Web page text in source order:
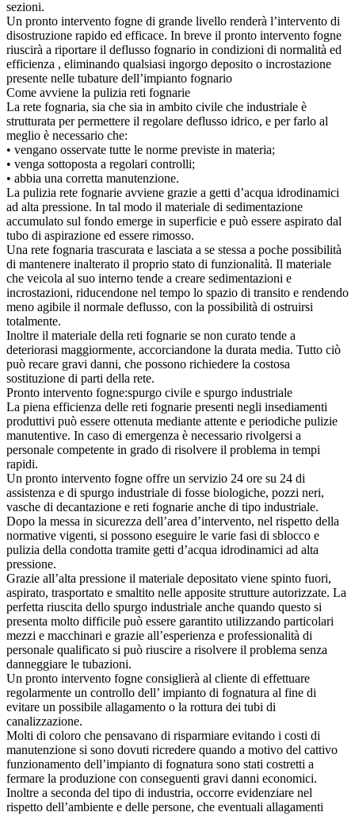
sezioni.
Un pronto intervento fogne di grande livello renderà l’intervento di
disostruzione rapido ed efficace. In breve il pronto intervento fogne
riuscirà a riportare il deflusso fognario in condizioni di normalità ed
efficienza , eliminando qualsiasi ingorgo deposito o incrostazione
presente nelle tubature dell’impianto fognario
Come avviene la pulizia reti fognarie
La rete fognaria, sia che sia in ambito civile che industriale è
strutturata per permettere il regolare deflusso idrico, e per farlo al
meglio è necessario che:
• vengano osservate tutte le norme previste in materia;
• venga sottoposta a regolari controlli;
• abbia una corretta manutenzione.
La pulizia rete fognarie avviene grazie a getti d’acqua idrodinamici
ad alta pressione. In tal modo il materiale di sedimentazione
accumulato sul fondo emerge in superficie e può essere aspirato dal
tubo di aspirazione ed essere rimosso.
Una rete fognaria trascurata e lasciata a se stessa a poche possibilità
di mantenere inalterato il proprio stato di funzionalità. Il materiale
che veicola al suo interno tende a creare sedimentazioni e
incrostazioni, riducendone nel tempo lo spazio di transito e rendendo
meno agibile il normale deflusso, con la possibilità di ostruirsi
totalmente.
Inoltre il materiale della reti fognarie se non curato tende a
deteriorasi maggiormente, accorciandone la durata media. Tutto ciò
può recare gravi danni, che possono richiedere la costosa
sostituzione di parti della rete.
Pronto intervento fogne:spurgo civile e spurgo industriale
La piena efficienza delle reti fognarie presenti negli insediamenti
produttivi può essere ottenuta mediante attente e periodiche pulizie
manutentive. In caso di emergenza è necessario rivolgersi a
personale competente in grado di risolvere il problema in tempi
rapidi.
Un pronto intervento fogne offre un servizio 24 ore su 24 di
assistenza e di spurgo industriale di fosse biologiche, pozzi neri,
vasche di decantazione e reti fognarie anche di tipo industriale.
Dopo la messa in sicurezza dell’area d’intervento, nel rispetto della
normative vigenti, si possono eseguire le varie fasi di sblocco e
pulizia della condotta tramite getti d’acqua idrodinamici ad alta
pressione.
Grazie all’alta pressione il materiale depositato viene spinto fuori,
aspirato, trasportato e smaltito nelle apposite strutture autorizzate. La
perfetta riuscita dello spurgo industriale anche quando questo si
presenta molto difficile può essere garantito utilizzando particolari
mezzi e macchinari e grazie all’esperienza e professionalità di
personale qualificato si può riuscire a risolvere il problema senza
danneggiare le tubazioni.
Un pronto intervento fogne consiglierà al cliente di effettuare
regolarmente un controllo dell’ impianto di fognatura al fine di
evitare un possibile allagamento o la rottura dei tubi di
canalizzazione.
Molti di coloro che pensavano di risparmiare evitando i costi di
manutenzione si sono dovuti ricredere quando a motivo del cattivo
funzionamento dell’impianto di fognatura sono stati costretti a
fermare la produzione con conseguenti gravi danni economici.
Inoltre a seconda del tipo di industria, occorre evidenziare nel
rispetto dell’ambiente e delle persone, che eventuali allagamenti